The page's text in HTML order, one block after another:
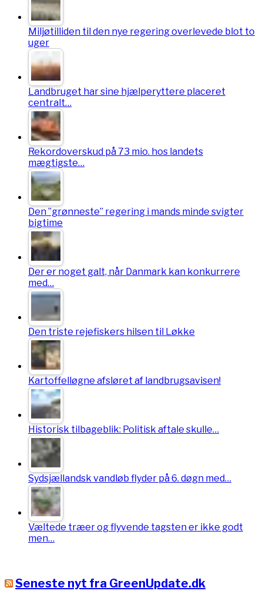
Miljøtilliden til den nye regering overlevede blot to
uger
Landbruget har sine hjælperyttere placeret
centralt…
Rekordoverskud på 73 mio. hos landets
mægtigste…
Den ”grønneste” regering i mands minde svigter
bigtime
Der er noget galt, når Danmark kan konkurrere
med…
Den triste rejefiskers hilsen til Løkke
Kartoffelløgne afsløret af landbrugsavisen!
Historisk tilbageblik: Politisk aftale skulle…
Sydsjællandsk vandløb flyder på 6. døgn med…
Væltede træer og flyvende tagsten er ikke godt
men…
Seneste nyt fra GreenUpdate.dk